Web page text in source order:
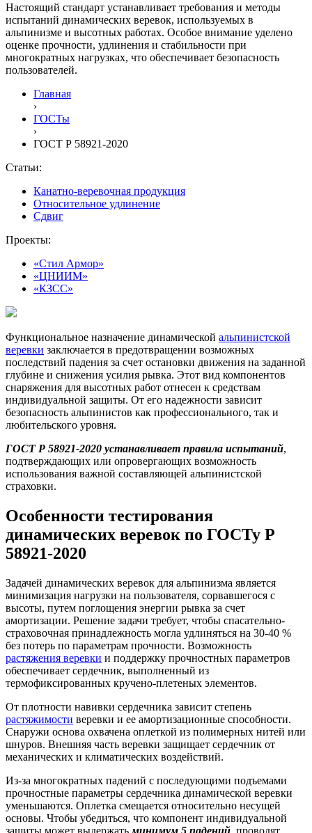
Настоящий стандарт устанавливает требования и методы
испытаний динамических веревок, используемых в
альпинизме и высотных работах. Особое внимание уделено
оценке прочности, удлинения и стабильности при
многократных нагрузках, что обеспечивает безопасность
пользователей.
Главная
›
ГОСТы
›
ГОСТ Р 58921-2020
Статьи:
Канатно-веревочная продукция
Относительное удлинение
Сдвиг
Проекты:
«Стил Армор»
«ЦНИИМ»
«КЗСС»
Функциональное назначение динамической альпинистской
веревки заключается в предотвращении возможных
последствий падения за счет остановки движения на заданной
глубине и снижения усилия рывка. Этот вид компонентов
снаряжения для высотных работ отнесен к средствам
индивидуальной защиты. От его надежности зависит
безопасность альпинистов как профессионального, так и
любительского уровня.
ГОСТ Р 58921-2020 устанавливает правила испытаний,
подтверждающих или опровергающих возможность
использования важной составляющей альпинистской
страховки.
Особенности тестирования
динамических веревок по ГОСТу Р
58921-2020
Задачей динамических веревок для альпинизма является
минимизация нагрузки на пользователя, сорвавшегося с
высоты, путем поглощения энергии рывка за счет
амортизации. Решение задачи требует, чтобы спасательно-
страховочная принадлежность могла удлиняться на 30-40 %
без потерь по параметрам прочности. Возможность
растяжения веревки и поддержку прочностных параметров
обеспечивает сердечник, выполненный из
термофиксированных кручено-плетеных элементов.
От плотности навивки сердечника зависит степень
растяжимости веревки и ее амортизационные способности.
Снаружи основа охвачена оплеткой из полимерных нитей или
шнуров. Внешняя часть веревки защищает сердечник от
механических и климатических воздействий.
Из-за многократных падений с последующими подъемами
прочностные параметры сердечника динамической веревки
уменьшаются. Оплетка смещается относительно несущей
основы. Чтобы убедиться, что компонент индивидуальной
защиты может выдержать минимум 5 падений , проводят